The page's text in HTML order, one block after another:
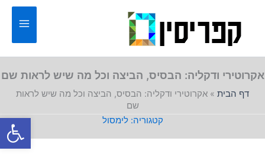
פתח
אקרוטירי ודקליה: הבסיס, הביצה וכל מה שיש לראות שם
דף הבית » אקרוטירי ודקליה: הבסיס, הביצה וכל מה שיש לראות
שם
לימסול